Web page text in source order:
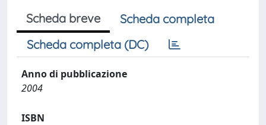
Scheda breve
Scheda completa
Scheda completa (DC)
Anno di pubblicazione
2004
ISBN